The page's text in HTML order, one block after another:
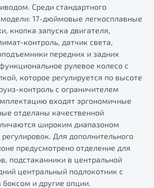
седан
₽*
выгодах при покупке
в наличии
уверены на дорогах с программой
программы
Среди стандартного
17-дюймовые легкосплавные
кнопка запуска двигателя,
контроль, датчик света,
передних и задних
рулевое колесо с
которое регулируется по высоте
контроль с ограничителем
входят эргономичные
отделаны качественной
широким диапазоном
Для дополнительного
предусмотрено отделение для
подстаканники в центральной
центральный подлокотник с
и другие опции.